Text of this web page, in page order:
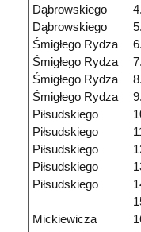
Dąbrowskiego
4.
Dąbrowskiego
5.
Śmigłego Rydza
6.
Śmigłego Rydza
7.
Śmigłego Rydza
8.
Śmigłego Rydza
9.
Piłsudskiego
Piłsudskiego
Piłsudskiego
Piłsudskiego
Piłsudskiego
Mickiewicza